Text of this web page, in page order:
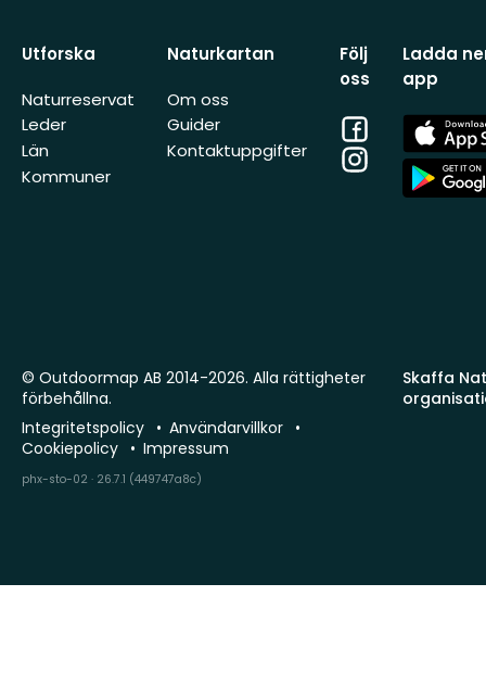
Utforska
Naturreservat
Leder
Län
Kommuner
Naturkartan
Om oss
Guider
Kontaktuppgifter
Följ
oss
Facebook
Instagram
Ladda
app
App
Store
App
Store
Skaffa
© Outdoormap AB 2014-2026. Alla rättigheter
förbehållna.
Integritetspolicy
Användarvillkor
Cookiepolicy
Impressum
phx-sto-02 · 26.7.1 (449747a8c)